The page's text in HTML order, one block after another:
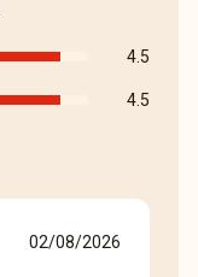
4.5
4.5
02/08/2026